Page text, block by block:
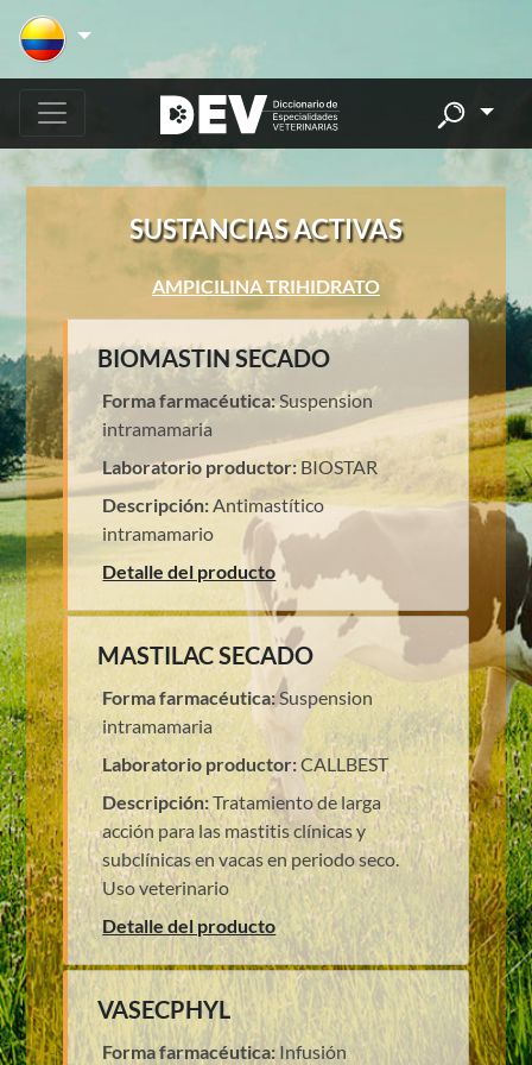
SUSTANCIAS ACTIVAS
AMPICILINA TRIHIDRATO
BIOMASTIN SECADO
Forma farmacéutica:Suspension
intramamaria
Laboratorio productor:BIOSTAR
Descripción:Antimastítico
intramamario
Detalle del producto
MASTILAC SECADO
Forma farmacéutica:Suspension
intramamaria
Laboratorio productor:CALLBEST
Descripción:Tratamiento de larga
acción para las mastitis clínicas y
subclínicas en vacas en periodo seco.
Uso veterinario
Detalle del producto
VASECPHYL
Forma farmacéutica:Infusión